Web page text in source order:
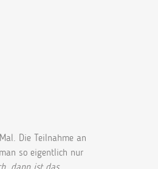
Die Teilnahme an
so eigentlich nur